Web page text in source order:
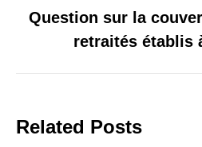
Question sur la
retraités établis
Related Posts